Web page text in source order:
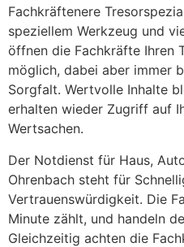
Fachkräftenere
speziellem Werkzeug und
öffnen die Fachkräfte Ihren
möglich, dabei aber immer
Sorgfalt. Wertvolle Inhalte
erhalten wieder Zugriff auf
Wertsachen.
Der Notdienst für Haus,
Ohrenbach steht für
Vertrauenswürdigkeit. Die
Minute zählt, und handeln
Gleichzeitig achten die